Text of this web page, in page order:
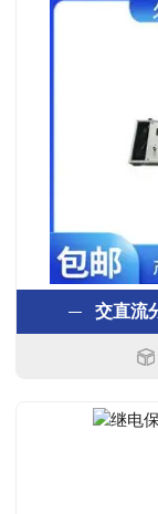
交直流